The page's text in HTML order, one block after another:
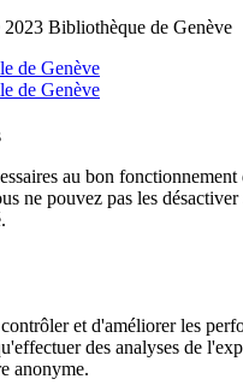
2023 Bibliothèque de Genève
au bon
ne pouvez pas les
et d'améliorer les
des analyses de
anonyme.